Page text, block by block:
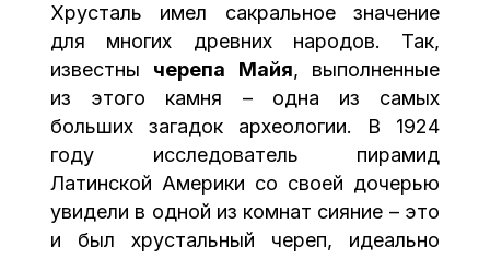
Хрусталь имел сакральное значение
для многих древних народов. Так,
известны черепа Майя, выполненные
из этого камня – одна из самых
больших загадок археологии. В 1924
году исследователь пирамид
Латинской Америки со своей дочерью
увидели в одной из комнат сияние – это
и был хрустальный череп, идеально